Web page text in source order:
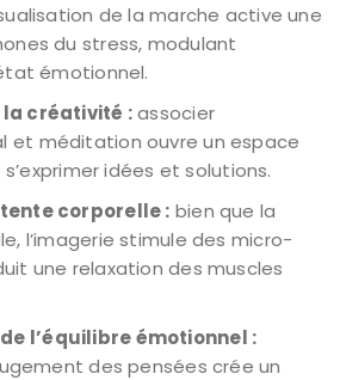
de la marche active une
du stress, modulant
émotionnel.
créativité :associer
et méditation ouvre un espace
idées et solutions.
corporelle : bien que la
l’imagerie stimule des micro-
une relaxation des muscles
l’équilibre émotionnel :
des pensées crée un